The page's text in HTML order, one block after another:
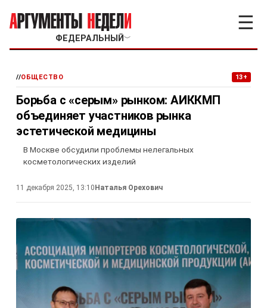
ФЕДЕРАЛЬНЫЙ ﹀
☰
//ОБЩЕСТВО 13+
Борьба с «серым» рынком: АИККМП
объединяет участников рынка
эстетической медицины
В Москве обсудили проблемы нелегальных
косметологических изделий
11 декабря 2025, 13:10 Наталья Орехович